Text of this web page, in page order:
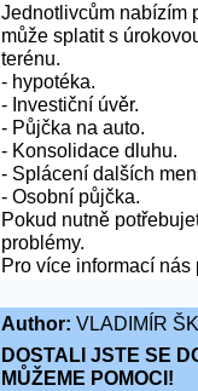
Jednotlivcům nabízím
může splatit s
terénu.
- hypotéka.
- Investiční úvěr.
- Půjčka na auto.
- Konsolidace dluhu.
- Splácení dalších
- Osobní půjčka.
Pokud nutně
problémy.
Pro více informací nás
Author: VLADIMÍR
DOSTALI JSTE SE
MŮŽEME POMOCI!